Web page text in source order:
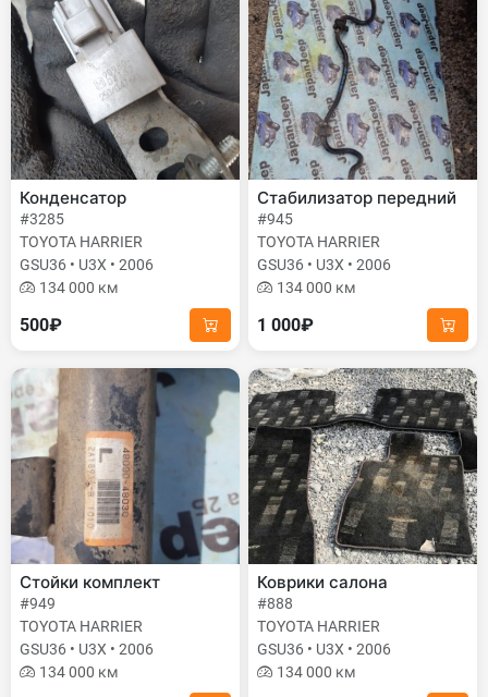
Конденсатор
#3285
TOYOTA HARRIER
GSU36 • U3X • 2006
134 000 км
500₽
Стабилизатор передний
#945
TOYOTA HARRIER
GSU36 • U3X • 2006
134 000 км
1 000₽
Стойки комплект
#949
TOYOTA HARRIER
GSU36 • U3X • 2006
134 000 км
Коврики салона
#888
TOYOTA HARRIER
GSU36 • U3X • 2006
134 000 км